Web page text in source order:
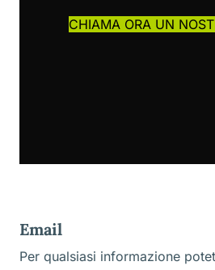
CHIAMA ORA UN
Email
Per qualsiasi informazione